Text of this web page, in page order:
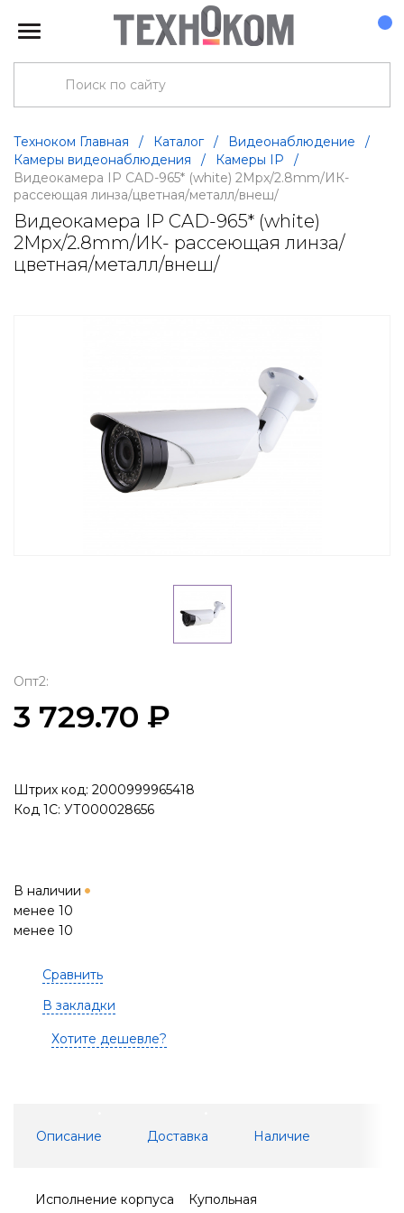
Техноком Главная / Каталог / Видеонаблюдение
/
Камеры видеонаблюдения
/ Камеры IP
/
Видеокамера IP CAD-965* (white) 2Mpx/2.8mm/ИК-
рассеющая линза/цветная/металл/внеш/
Видеокамера IP CAD-965* (white)
2Mpx/2.8mm/ИК- рассеющая линза/
цветная/металл/внеш/
Опт2:
3 729.70 ₽
Штрих код: 2000999965418
Код 1С: УТ000028656
В наличии
менее 10
менее 10
Сравнить
В закладки
Хотите дешевле?
Описание Доставка Наличие
Исполнение корпуса Купольная